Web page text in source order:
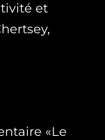
et
«Le